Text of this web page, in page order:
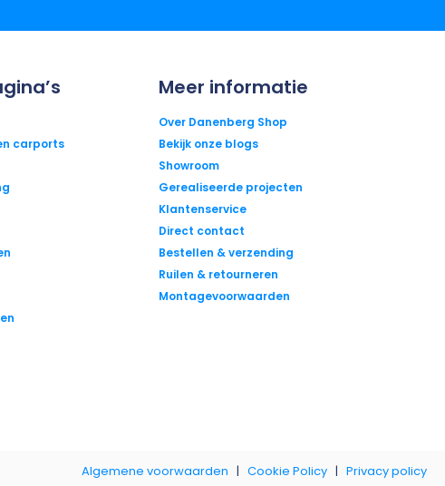
carports
Meer informatie
Over Danenberg Shop
Bekijk onze blogs
Showroom
Gerealiseerde projecten
Klantenservice
Direct contact
Bestellen & verzending
Ruilen & retourneren
Montagevoorwaarden
Algemene voorwaarden | Cookie Policy | Privacy policy